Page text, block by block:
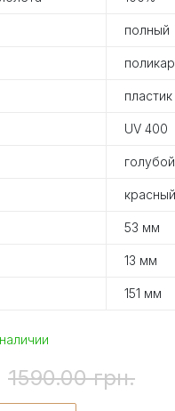
полный
пластик
UV 400
голубой
красный
53 мм
13 мм
151 мм
1590.00 грн.